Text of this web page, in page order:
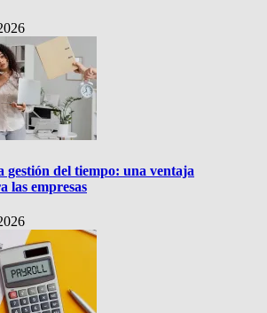
gestión del tiempo: una ventaja
las empresas